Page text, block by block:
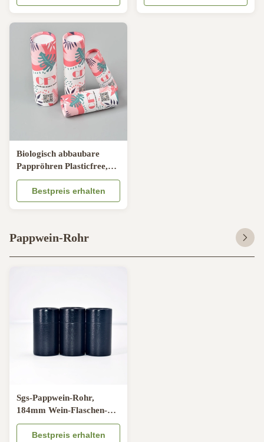
Schieben Design
Höhen-24mm ein
Biologisch abbaubare
Pappröhren Plasticfree,
21mm Pappröhre-
Geschenkbox
Bestpreis erhalten
Pappwein-Rohr
Sgs-Pappwein-Rohr,
184mm Wein-Flaschen-
Darstellungs-Kasten
Bestpreis erhalten